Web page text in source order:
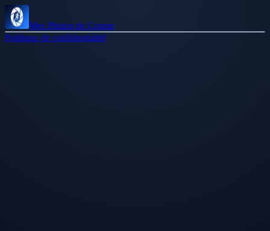
Mes Photos de Course
Politique de confidentialité